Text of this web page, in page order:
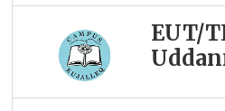
EUT/